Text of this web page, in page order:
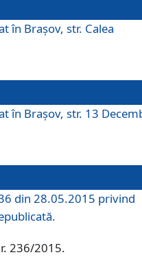
în Brașov, str. Calea
în Brașov, str. 13
din 28.05.2015 privind
236/2015.